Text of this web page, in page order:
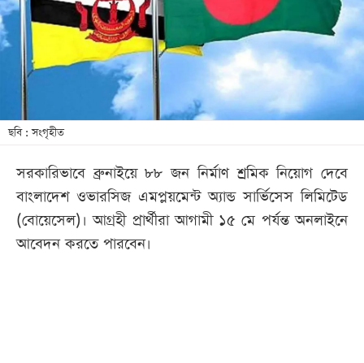
খেলা
বিনোদন
লাইফ
শিক্ষা
সব
বিভাগ
ছবি : সংগৃহীত
সরকারিভাবে ব্রুনাইয়ে ৮৮ জন নির্মাণ শ্রমিক নিয়োগ দেবে
বাংলাদেশ ওভারসিজ এমপ্লয়মেন্ট অ্যান্ড সার্ভিসেস লিমিটেড
(বোয়েসেল)। আগ্রহী প্রার্থীরা আগামী ১৫ মে পর্যন্ত অনলাইনে
আবেদন করতে পারবেন।